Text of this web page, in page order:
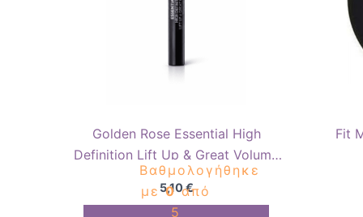
Golden Rose Essential High
Definition Lift Up & Great Volume
Black
Βαθμολογήθηκε
με0από
5
5,10€
Fit